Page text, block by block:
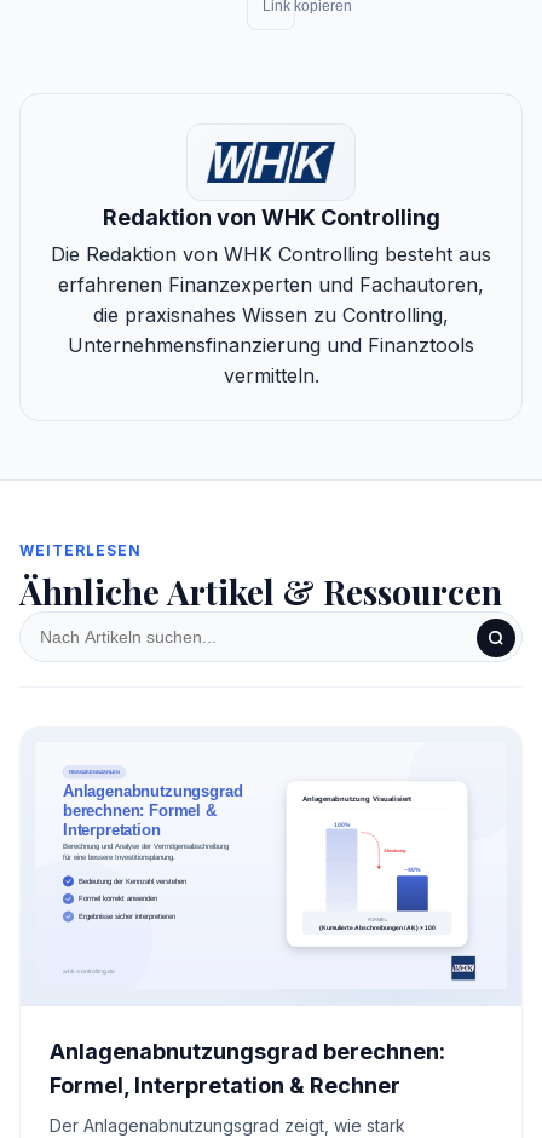
Link kopieren
Redaktion von WHK Controlling
Die Redaktion von WHK Controlling besteht aus
erfahrenen Finanzexperten und Fachautoren,
die praxisnahes Wissen zu Controlling,
Unternehmensfinanzierung und Finanztools
vermitteln.
WEITERLESEN
Ähnliche Artikel & Ressourcen
Anlagenabnutzungsgrad berechnen:
Formel, Interpretation & Rechner
Der Anlagenabnutzungsgrad zeigt, wie stark